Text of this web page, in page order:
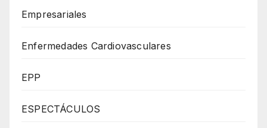
Empresariales
Enfermedades Cardiovasculares
EPP
ESPECTÁCULOS